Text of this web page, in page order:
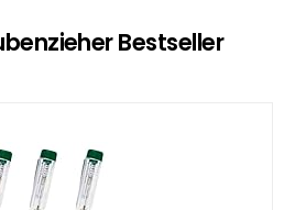
Bestseller